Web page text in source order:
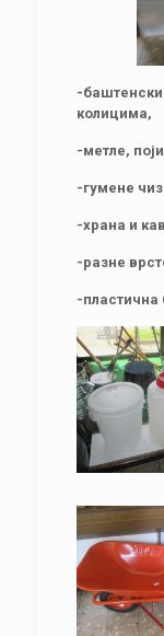
-
колицима,
-метле,
-гумене
-храна и
-разне
-пластична